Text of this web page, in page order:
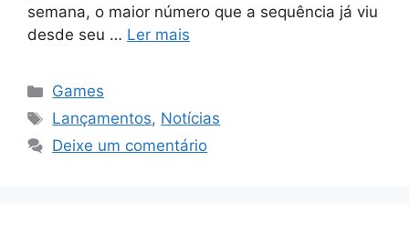
semana, o maior número que a sequência já viu
desde seu … Ler mais
Categorias
Games
Tags
Lançamentos, Notícias
Deixe um comentário